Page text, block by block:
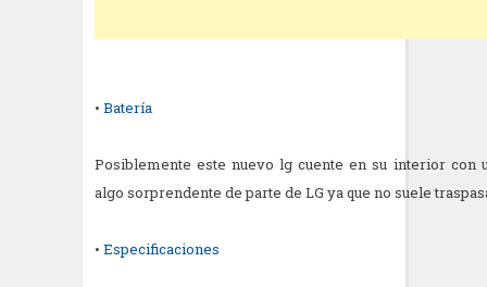
• Batería
Posiblemente este nuevo lg cuente en su interior con
algo sorprendente de parte de LG ya que no suele
• Especificaciones